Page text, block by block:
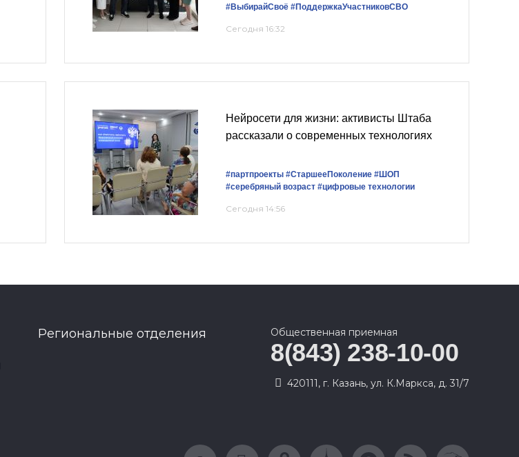
#ВыбирайСвоё #ПоддержкаУчастниковСВО
Сегодня 16:32
Нейросети для жизни: активисты Штаба
рассказали о современных технологиях
#партпроекты #СтаршееПоколение #ШОП
#серебряный возраст #цифровые технологии
Сегодня 14:56
Региональные отделения Общественная приемная
8(843) 238-10-00
420111, г. Казань, ул. К.Маркса, д. 31/7